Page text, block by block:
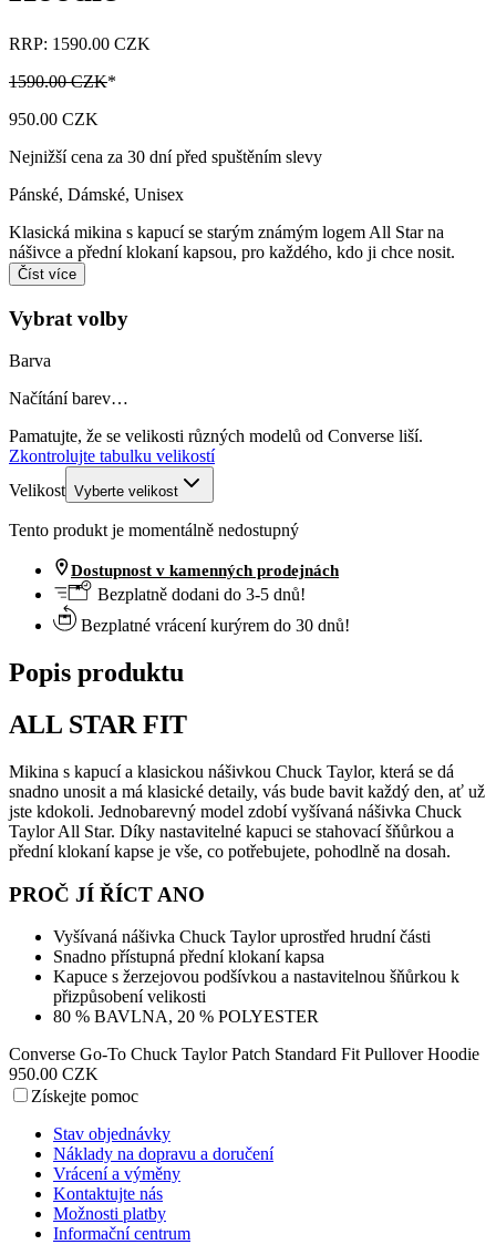
RRP: 1590.00 CZK
1590.00 CZK*
950.00 CZK
Nejnižší cena za 30 dní před spuštěním slevy
Pánské, Dámské, Unisex
Klasická mikina s kapucí se starým známým logem All Star na
nášivce a přední klokaní kapsou, pro každého, kdo ji chce nosit.
Číst více
Vybrat volby
Barva
Načítání barev…
Pamatujte, že se velikosti různých modelů od Converse liší.
Zkontrolujte tabulku velikostí
Velikost Vyberte velikost
Tento produkt je momentálně nedostupný
Dostupnost v kamenných prodejnách
Bezplatně dodani do 3-5 dnů!
Bezplatné vrácení kurýrem do 30 dnů!
Popis produktu
ALL STAR FIT
Mikina s kapucí a klasickou nášivkou Chuck Taylor, která se dá
snadno unosit a má klasické detaily, vás bude bavit každý den, ať už
jste kdokoli. Jednobarevný model zdobí vyšívaná nášivka Chuck
Taylor All Star. Díky nastavitelné kapuci se stahovací šňůrkou a
přední klokaní kapse je vše, co potřebujete, pohodlně na dosah.
PROČ JÍ ŘÍCT ANO
Vyšívaná nášivka Chuck Taylor uprostřed hrudní části
Snadno přístupná přední klokaní kapsa
Kapuce s žerzejovou podšívkou a nastavitelnou šňůrkou k
přizpůsobení velikosti
80 % BAVLNA, 20 % POLYESTER
Converse Go-To Chuck Taylor Patch Standard Fit Pullover Hoodie
950.00 CZK
Získejte pomoc
Stav objednávky
Náklady na dopravu a doručení
Vrácení a výměny
Kontaktujte nás
Možnosti platby
Informační centrum